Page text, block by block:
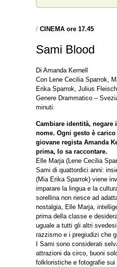
/ CINEMA ore 17.45
Sami Blood
Di Amanda Kernell
Con Lene Cecilia Sparrok,
Erika Sparrok, Julius
Genere Drammatico –
minuti.
Cambiare identità, negare
nome. Ogni gesto è
giovane regista Amanda
prima, lo sa raccontare.
Elle Marja (Lene Cecilia
Sami di quattordici anni:
(Mia Erika Sparrok) viene
imparare la lingua e la
sorellina non riesce ad
nostalgia, Elle Marja,
prima della classe e
uguale a tutti gli altri
razzismo e i pregiudizi che
I Sami sono considerati
attrazioni da circo, buoni
folkloristiche e fotografie sui